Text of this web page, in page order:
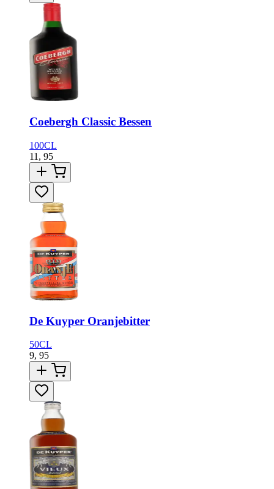
Coebergh Classic Bessen
100CL
11, 95
De Kuyper Oranjebitter
50CL
9, 95